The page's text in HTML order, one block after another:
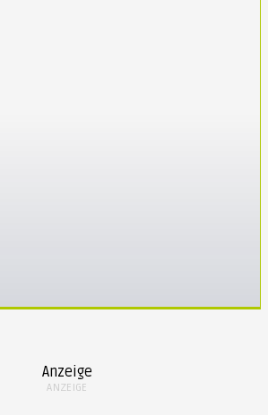
Anzeige
ANZEIGE